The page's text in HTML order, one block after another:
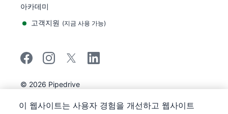
아카데미
고객지원 (지금 사용 가능)
© 2026 Pipedrive
Pipedrive
개인정보 보호 공지
이 웹사이트는 사용자 경험을 개선하고 웹사이트